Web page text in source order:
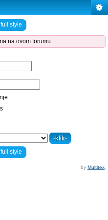
style
na ovom forumu.
style
by Multitex